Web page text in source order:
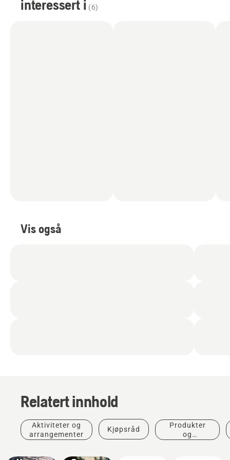
interessert i (6)
Vis også
Relatert innhold
Aktiviteter og
arrangementer
Kjøpsråd
Produkter
og
Historier
og
inspirasjon